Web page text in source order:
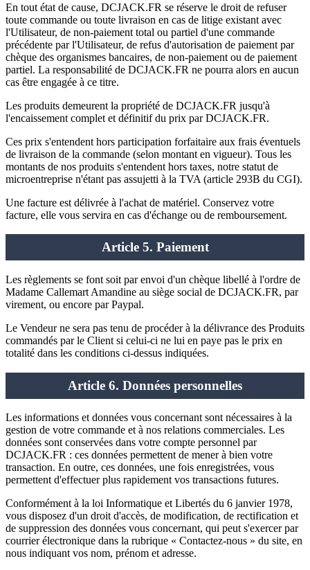
En tout état de cause, DCJACK.FR se réserve le droit de refuser
toute commande ou toute livraison en cas de litige existant avec
l'Utilisateur, de non-paiement total ou partiel d'une commande
précédente par l'Utilisateur, de refus d'autorisation de paiement par
chèque des organismes bancaires, de non-paiement ou de paiement
partiel. La responsabilité de DCJACK.FR ne pourra alors en aucun
cas être engagée à ce titre.
Les produits demeurent la propriété de DCJACK.FR jusqu'à
l'encaissement complet et définitif du prix par DCJACK.FR.
Ces prix s'entendent hors participation forfaitaire aux frais éventuels
de livraison de la commande (selon montant en vigueur). Tous les
montants de nos produits s'entendent hors taxes, notre statut de
microentreprise n'étant pas assujetti à la TVA (article 293B du CGI).
Une facture est délivrée à l'achat de matériel. Conservez votre
facture, elle vous servira en cas d'échange ou de remboursement.
Article 5. Paiement
Les règlements se font soit par envoi d'un chèque libellé à l'ordre de
Madame Callemart Amandine au siège social de DCJACK.FR, par
virement, ou encore par Paypal.
Le Vendeur ne sera pas tenu de procéder à la délivrance des Produits
commandés par le Client si celui-ci ne lui en paye pas le prix en
totalité dans les conditions ci-dessus indiquées.
Article 6. Données personnelles
Les informations et données vous concernant sont nécessaires à la
gestion de votre commande et à nos relations commerciales. Les
données sont conservées dans votre compte personnel par
DCJACK.FR : ces données permettent de mener à bien votre
transaction. En outre, ces données, une fois enregistrées, vous
permettent d'effectuer plus rapidement vos transactions futures.
Conformément à la loi Informatique et Libertés du 6 janvier 1978,
vous disposez d'un droit d'accès, de modification, de rectification et
de suppression des données vous concernant, qui peut s'exercer par
courrier électronique dans la rubrique « Contactez-nous » du site, en
nous indiquant vos nom, prénom et adresse.